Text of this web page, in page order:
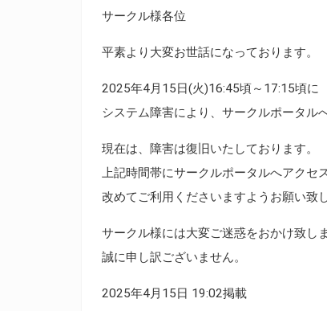
サークル様各位
平素より大変お世話になっております。
2025年4月15日(火)16:45頃～17:15頃に
システム障害により、サークルポータル
現在は、障害は復旧いたしております。
上記時間帯にサークルポータルへアクセ
改めてご利用くださいますようお願い致し
サークル様には大変ご迷惑をおかけ致し
誠に申し訳ございません。
2025年4月15日 19:02掲載